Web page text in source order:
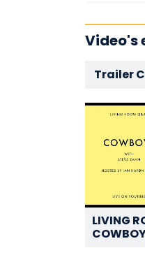
Video's
Trailer
LIVING